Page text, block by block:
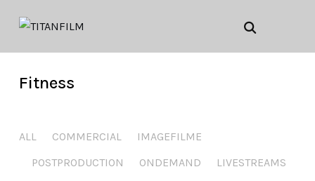
Fitness
ALL COMMERCIAL
IMAGEFILME
POSTPRODUCTION
ONDEMAND
LIVESTREAMS